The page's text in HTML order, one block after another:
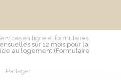
en ligne et formulaires
sur 12 mois pour la
au logement (Formulaire
Partager